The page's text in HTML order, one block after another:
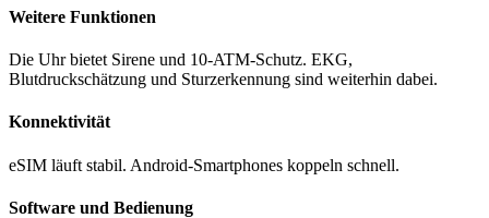
Weitere Funktionen
Die Uhr bietet Sirene und 10-ATM-Schutz. EKG,
Blutdruckschätzung und Sturzerkennung sind weiterhin dabei.
Konnektivität
eSIM läuft stabil. Android-Smartphones koppeln schnell.
Software und Bedienung